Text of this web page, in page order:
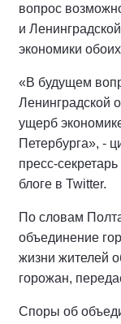
вопрос
и
экономики
«В будущем
Ленинградской
ущерб
Петербурга», -
пресс-
блоге в Twitter.
По словам
объединение
жизни жителей
горожан,
Споры об